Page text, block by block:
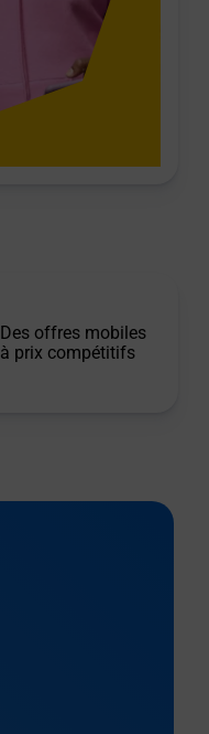
Des offres mobiles
à prix compétitifs